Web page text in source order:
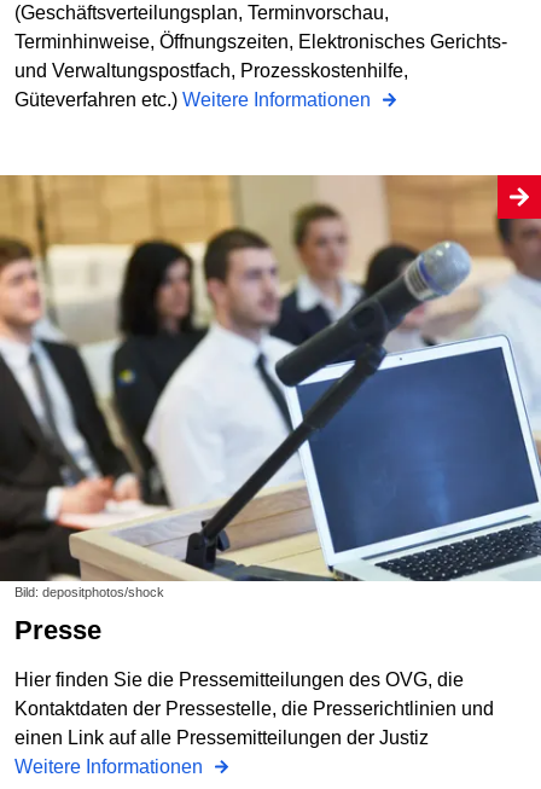
(Geschäftsverteilungsplan, Terminvorschau,
Terminhinweise, Öffnungszeiten, Elektronisches Gerichts-
und Verwaltungspostfach, Prozesskostenhilfe,
Güteverfahren etc.) Weitere Informationen
Bild: depositphotos/shock
Presse
Hier finden Sie die Pressemitteilungen des OVG, die
Kontaktdaten der Pressestelle, die Presserichtlinien und
einen Link auf alle Pressemitteilungen der Justiz
Weitere Informationen